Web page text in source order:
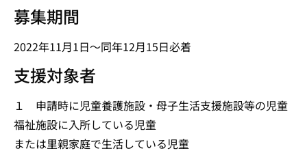
募集期間
2022年11月1日～同年12月15日必着
支援対象者
１ 申請時に児童養護施設・母子生活支援施設等の児童
福祉施設に入所している児童
または里親家庭で生活している児童